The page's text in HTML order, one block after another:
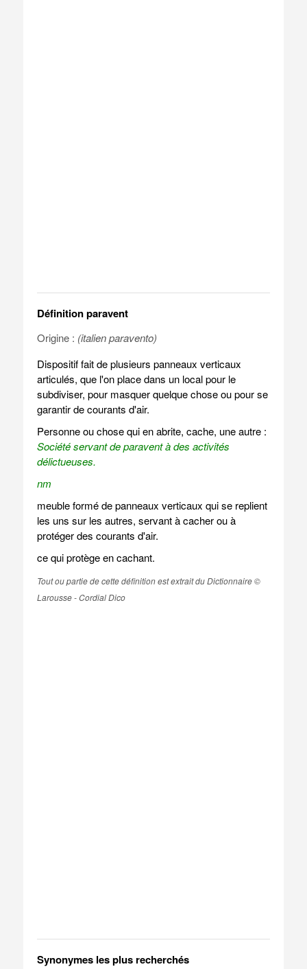
Définition paravent
Origine : (italien paravento)
Dispositif fait de plusieurs panneaux verticaux
articulés, que l'on place dans un local pour le
subdiviser, pour masquer quelque chose ou pour se
garantir de courants d'air.
Personne ou chose qui en abrite, cache, une autre :
Société servant de paravent à des activités
délictueuses.
nm
meuble formé de panneaux verticaux qui se replient
les uns sur les autres, servant à cacher ou à
protéger des courants d'air.
ce qui protège en cachant.
Tout ou partie de cette définition est extrait du Dictionnaire ©
Larousse - Cordial Dico
Synonymes les plus recherchés